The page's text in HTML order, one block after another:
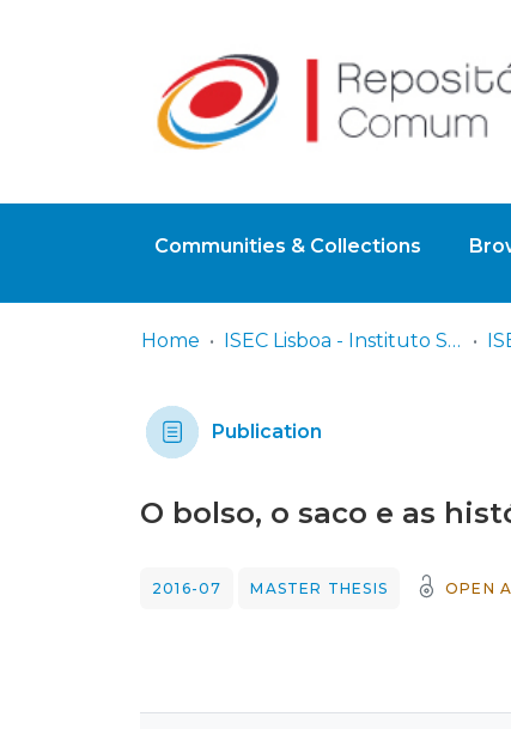
Communities & Collections
Home ISEC Lisboa - Instituto Superior de Educação e Ciências
Publication
O bolso, o saco e as
2016-07 MASTER THESIS OPEN